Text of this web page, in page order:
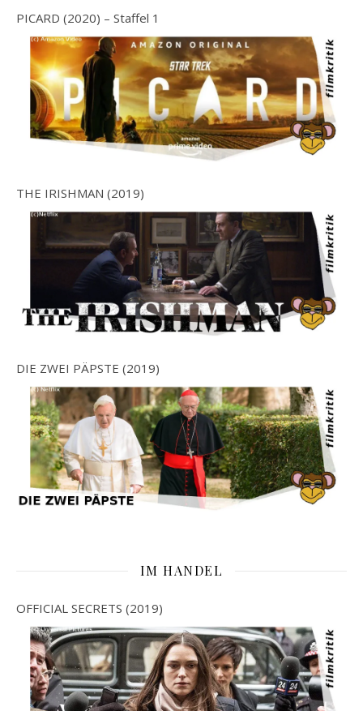
PICARD (2020) – Staffel 1
THE IRISHMAN (2019)
DIE ZWEI PÄPSTE (2019)
IM HANDEL
OFFICIAL SECRETS (2019)